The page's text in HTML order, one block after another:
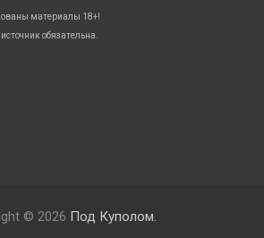
материалы 18+!
обязательна.
© 2026 Под Куполом.